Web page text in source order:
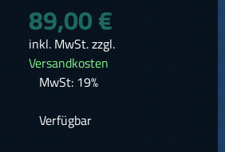
89,00 €
inkl. MwSt. zzgl.
Versandkosten
MwSt: 19%
Verfügbar